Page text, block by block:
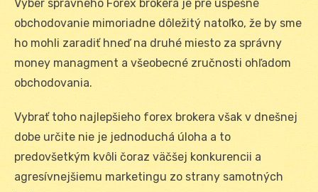
Výber správneho Forex brokera je pre úspešné
obchodovanie mimoriadne dôležitý natoľko, že by sme
ho mohli zaradiť hneď na druhé miesto za správny
money managment a všeobecné zručnosti ohľadom
obchodovania.
Vybrať toho najlepšieho forex brokera však v dnešnej
dobe určite nie je jednoduchá úloha a to
predovšetkým kvôli čoraz väčšej konkurencii a
agresívnejšiemu marketingu zo strany samotných